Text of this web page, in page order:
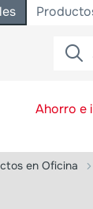
Ahorro e
en Oficina